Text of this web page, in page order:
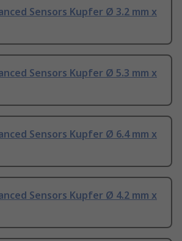
Sensors Kupfer Ø 3.2 mm x
Sensors Kupfer Ø 5.3 mm x
Sensors Kupfer Ø 6.4 mm x
Sensors Kupfer Ø 4.2 mm x